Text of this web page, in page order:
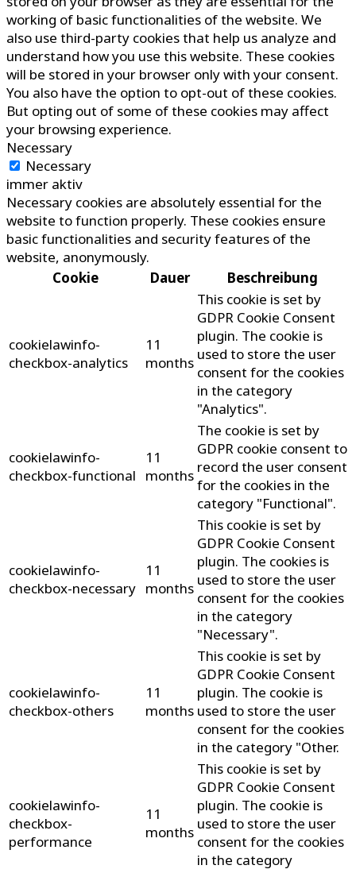
working of basic functionalities of the website. We
also use third-party cookies that help us analyze and
understand how you use this website. These cookies
will be stored in your browser only with your consent.
You also have the option to opt-out of these cookies.
But opting out of some of these cookies may affect
your browsing experience.
Necessary
Necessary
immer aktiv
Necessary cookies are absolutely essential for the
website to function properly. These cookies ensure
basic functionalities and security features of the
website, anonymously.
Cookie
Dauer Beschreibung
cookielawinfo-
checkbox-analytics
11
months
This cookie is set by
GDPR Cookie Consent
plugin. The cookie is
used to store the user
consent for the cookies
in the category
"Analytics".
cookielawinfo-
checkbox-functional
11
months
The cookie is set by
GDPR cookie consent to
record the user consent
for the cookies in the
category "Functional".
cookielawinfo-
checkbox-necessary
11
months
This cookie is set by
GDPR Cookie Consent
plugin. The cookies is
used to store the user
consent for the cookies
in the category
"Necessary".
cookielawinfo-
checkbox-others
11
months
This cookie is set by
GDPR Cookie Consent
plugin. The cookie is
used to store the user
consent for the cookies
in the category "Other.
cookielawinfo-
checkbox-
performance
11
months
This cookie is set by
GDPR Cookie Consent
plugin. The cookie is
used to store the user
consent for the cookies
in the category